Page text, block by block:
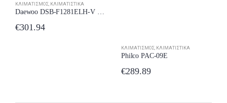
ΚΛΙΜΑΤΙΣΜΌΣ ΚΛΙΜΑΤΙΣΤΙΚΆ
€301.94
ΚΛΙΜΑΤΙΣΜΌΣ ΚΛΙΜΑΤΙΣΤΙΚΆ
Philco PAC-09E
€289.89